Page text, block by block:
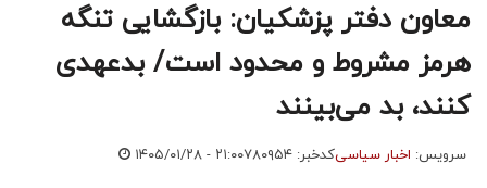
معاون دفتر پزشکیان: بازگشایی تنگه
هرمز مشروط و محدود است/ بدعهدی
کنند، بد می‌بینند
سرویس: اخبار سیاسیکدخبر: ۷۸۰۹۵۴ ۱۴۰۵/۰۱/۲۸ - ۲۱:۰۰